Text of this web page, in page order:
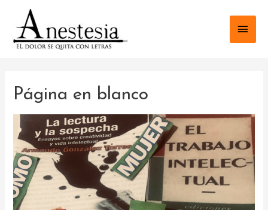
contenido
Página en blanco